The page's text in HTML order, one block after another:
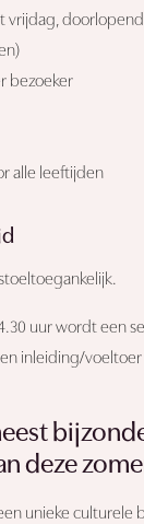
vrijdag,
bezoeker
alle leeftijden
uur wordt een
inleiding/
deze
unieke culturele